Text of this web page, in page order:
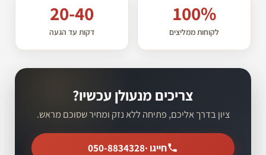
100%
לקוחות ממליצים
20-40
דקות עד הגעה
צריכים מנעולן עכשיו?
ציון בדרך אליכם, פתיחה ללא נזק ומחיר שסוכם מראש.
חייגו ·050-8834328